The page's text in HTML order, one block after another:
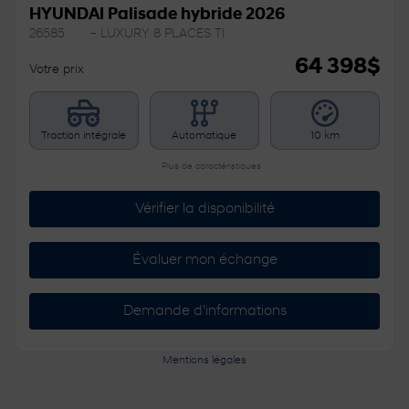
HYUNDAI Palisade hybride 2026
26585 – LUXURY 8 PLACES TI
Votre prix 64 398$
Traction intégrale Automatique 10 km
Plus de caractéristiques
Vérifier la disponibilité
Évaluer mon échange
Demande d'informations
Mentions légales